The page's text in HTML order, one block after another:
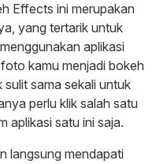
Effects ini merupakan
yang tertarik untuk
aplikasi
kamu menjadi bokeh
sulit sama sekali untuk
perlu klik salah satu
aplikasi satu ini saja.
langsung mendapati